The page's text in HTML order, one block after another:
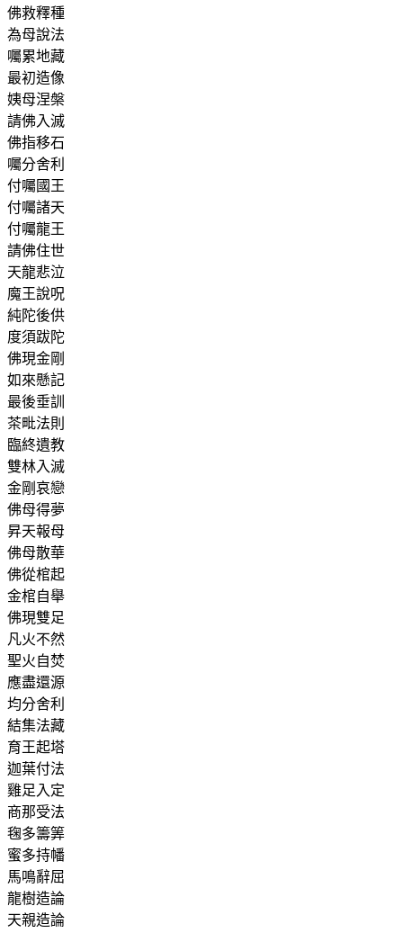
佛救釋種
為母說法
囑累地藏
最初造像
姨母涅槃
請佛入滅
佛指移石
囑分舍利
付囑國王
付囑諸天
付囑龍王
請佛住世
天龍悲泣
魔王說呪
純陀後供
度須跋陀
佛現金剛
如來懸記
最後垂訓
茶毗法則
臨終遺教
雙林入滅
金剛哀戀
佛母得夢
昇天報母
佛母散華
佛從棺起
金棺自舉
佛現雙足
凡火不然
聖火自焚
應盡還源
均分舍利
結集法藏
育王起塔
迦葉付法
雞足入定
商那受法
毱多籌筭
蜜多持幡
馬鳴辭屈
龍樹造論
天親造論